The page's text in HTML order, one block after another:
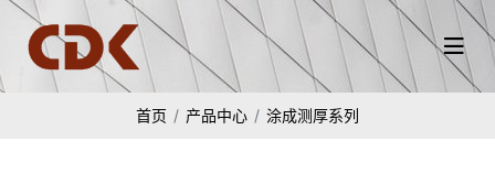
首页 产品中心 涂成测厚系列